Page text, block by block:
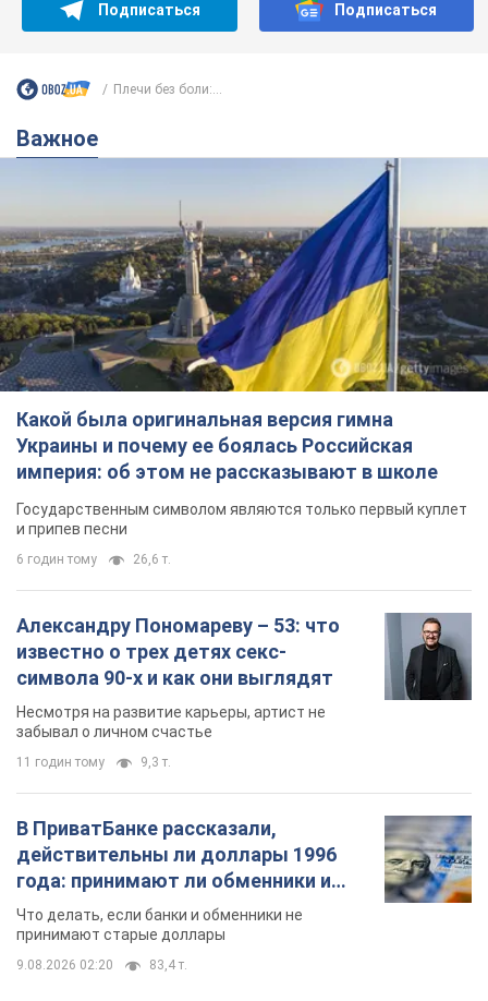
Подписаться Подписаться
Плечи без боли:...
Важное
Какой была оригинальная версия гимна
Украины и почему ее боялась Российская
империя: об этом не рассказывают в школе
Государственным символом являются только первый куплет
и припев песни
6 годин тому 26,6 т.
Александру Пономареву – 53: что
известно о трех детях секс-
символа 90-х и как они выглядят
Несмотря на развитие карьеры, артист не
забывал о личном счастье
11 годин тому 9,3 т.
В ПриватБанке рассказали,
действительны ли доллары 1996
года: принимают ли обменники и
банки такие купюры
Что делать, если банки и обменники не
принимают старые доллары
9.08.2026 02:20 83,4 т.